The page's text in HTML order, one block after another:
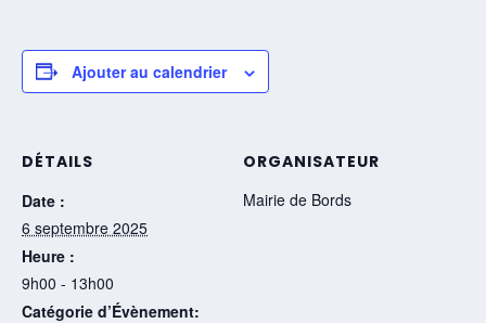
Ajouter au calendrier
DÉTAILS
Date :
6 septembre 2025
Heure :
9h00 - 13h00
Catégorie d’Évènement:
ORGANISATEUR
Mairie de Bords